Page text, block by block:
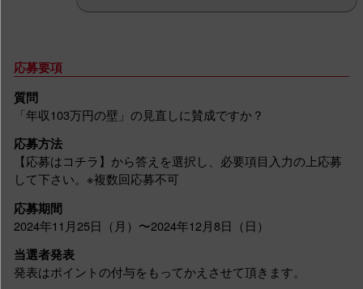
応募要項
質問
「年収103万円の壁」の見直しに賛成ですか？
応募方法
【応募はコチラ】から答えを選択し、必要項目入力の上応募
して下さい。※複数回応募不可
応募期間
2024年11月25日（月）〜2024年12月8日（日）
当選者発表
発表はポイントの付与をもってかえさせて頂きます。